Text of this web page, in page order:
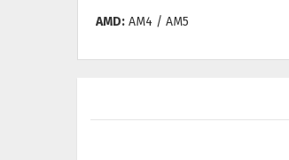
AMD: AM4 / AM5